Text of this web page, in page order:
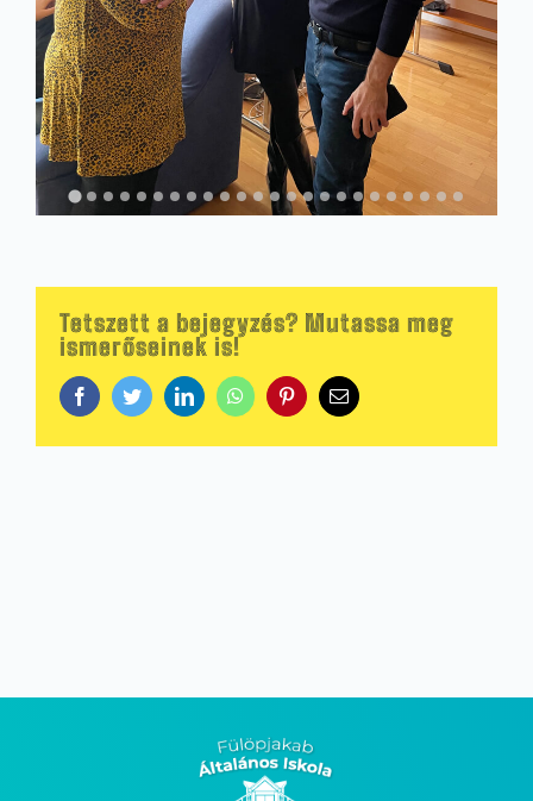
Tetszett a bejegyzés? Mutassa meg
ismerőseinek is!
FacebookTwitterLinkedInWhatsAppPinterestEmail: